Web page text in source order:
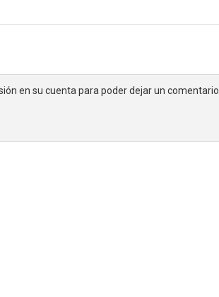
en su cuenta para poder dejar un comentario